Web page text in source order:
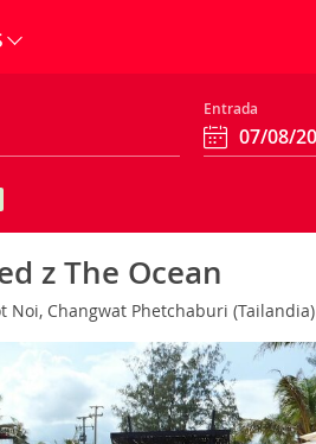
Entrada
z The Ocean
Noi, Changwat Phetchaburi (Tailandia)